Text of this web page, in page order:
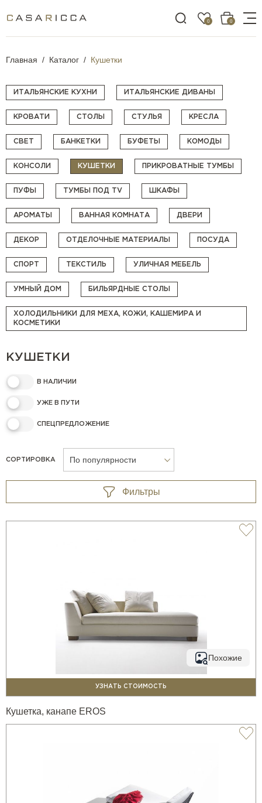
0 0
Главная Каталог Кушетки
ИТАЛЬЯНСКИЕ КУХНИ ИТАЛЬЯНСКИЕ ДИВАНЫ
КРОВАТИ СТОЛЫ СТУЛЬЯ КРЕСЛА
СВЕТ БАНКЕТКИ БУФЕТЫ КОМОДЫ
КОНСОЛИ КУШЕТКИ ПРИКРОВАТНЫЕ ТУМБЫ
ПУФЫ ТУМБЫ ПОД TV ШКАФЫ
АРОМАТЫ ВАННАЯ КОМНАТА ДВЕРИ
ДЕКОР ОТДЕЛОЧНЫЕ МАТЕРИАЛЫ ПОСУДА
СПОРТ ТЕКСТИЛЬ УЛИЧНАЯ МЕБЕЛЬ
УМНЫЙ ДОМ БИЛЬЯРДНЫЕ СТОЛЫ
ХОЛОДИЛЬНИКИ ДЛЯ МЕХА, КОЖИ, КАШЕМИРА И
КОСМЕТИКИ
КУШЕТКИ
В НАЛИЧИИ
УЖЕ В ПУТИ
СПЕЦПРЕДЛОЖЕНИЕ
СОРТИРОВКА По популярности
Фильтры
Похожие
УЗНАТЬ СТОИМОСТЬ
Кушетка, канапе EROS